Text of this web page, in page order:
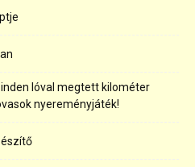
lóval megtett kilométer
nyereményjáték!